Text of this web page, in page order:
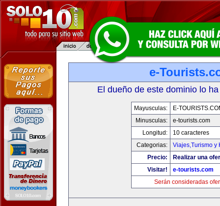
e-
El dueño de este dominio lo
Mayusculas:
E-
Minusculas:
e-tourists.com
Longitud:
10 caracteres
Categorias:
Viajes,Turismo y
Precio:
Realizar una
Visitar!
e-tourists.com
Serán consideradas